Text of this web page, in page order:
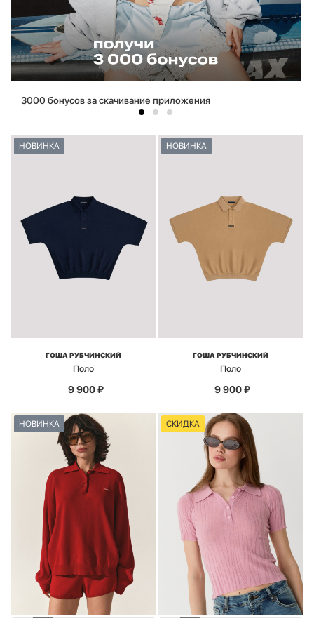
3000 бонусов за скачивание приложения
НОВИНКА
ГОША РУБЧИНСКИЙ
Поло
9 900₽
НОВИНКА
ГОША РУБЧИНСКИЙ
Поло
9 900₽
НОВИНКА СКИДКА